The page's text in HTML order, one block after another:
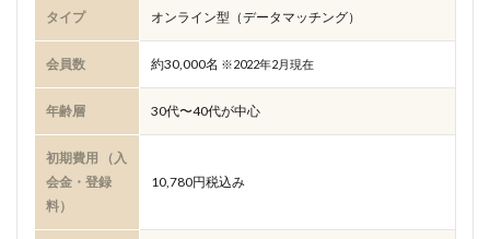
タイプ オンライン型（データマッチング）
会員数 約30,000名 ※2022年2月現在
年齢層 30代〜40代が中心
初期費用 （入
会金・登録
料）
10,780円税込み